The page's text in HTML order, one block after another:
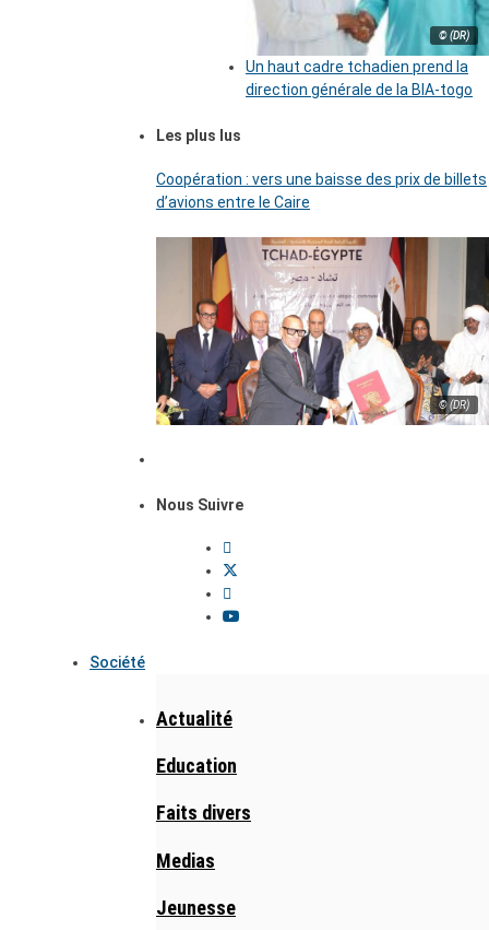
© (DR)
Un haut cadre tchadien prend la
direction générale de la BIA-togo
Les plus lus
Coopération : vers une baisse des prix de billets
d’avions entre le Caire
© (DR)
Nous Suivre
Société
Actualité
Education
Faits divers
Medias
Jeunesse